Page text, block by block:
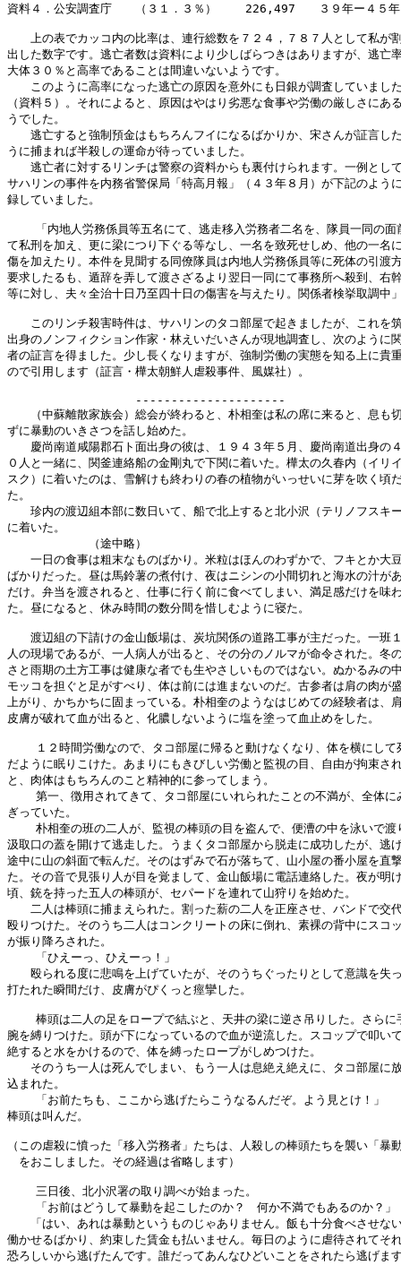
資料４．公安調査庁　　（３１．３％）    226,497　　３９年ー４５
上の表でカッコ内の比率は、連行総数を７２４，７８７人として私が
出した数字です。逃亡者数は資料により少しばらつきはありますが、逃亡
大体３０％と高率であることは間違いないようです。
このように高率になった逃亡の原因を意外にも日銀が調査していまし
（資料５）。それによると、原因はやはり劣悪な食事や労働の厳しさにあ
うでした。
逃亡すると強制預金はもちろんフイになるばかりか、宋さんが証言し
うに捕まれば半殺しの運命が待っていました。
逃亡者に対するリンチは警察の資料からも裏付けられます。一例とし
サハリンの事件を内務省警保局「特高月報」（４３年８月）が下記のよう
録していました。
「内地人労務係員等五名にて、逃走移入労務者二名を、隊員一同の面
て私刑を加え、更に梁につり下ぐる等なし、一名を致死せしめ、他の一名
傷を加えたり。本件を見聞する同僚隊員は内地人労務係員等に死体の引渡
要求したるも、遁辞を弄して渡さざるより翌日一同にて事務所へ殺到、右
等に対し、夫々全治十日乃至四十日の傷害を与えたり。関係者検挙取調中
このリンチ殺害時件は、サハリンのタコ部屋で起きましたが、これを
出身のノンフィクション作家・林えいだいさんが現地調査し、次のように
者の証言を得ました。少し長くなりますが、強制労働の実態を知る上に貴
ので引用します（証言・樺太朝鮮人虐殺事件、風媒社）。
---------------------
（中蘇離散家族会）総会が終わると、朴相奎は私の席に来ると、息も
ずに暴動のいきさつを話し始めた。
慶尚南道咸陽郡石ト面出身の彼は、１９４３年５月、慶尚南道出身の
０人と一緒に、関釜連絡船の金剛丸で下関に着いた。樺太の久春内（イリ
スク）に着いたのは、雪解けも終わりの春の植物がいっせいに芽を吹く頃
た。
珍内の渡辺組本部に数日いて、船で北上すると北小沢（テリノフスキ
に着いた。
（途中略）
一日の食事は粗末なものばかり。米粒はほんのわずかで、フキとか大
ばかりだった。昼は馬鈴薯の煮付け、夜はニシンの小間切れと海水の汁が
だけ。弁当を渡されると、仕事に行く前に食べてしまい、満足感だけを味
た。昼になると、休み時間の数分間を惜しむように寝た。
渡辺組の下請けの金山飯場は、炭坑関係の道路工事が主だった。一班
人の現場であるが、一人病人が出ると、その分のノルマが命令された。冬
さと雨期の土方工事は健康な者でも生やさしいものではない。ぬかるみの
モッコを担ぐと足がすべり、体は前には進まないのだ。古参者は肩の肉が
上がり、かちかちに固まっている。朴相奎のようなはじめての経験者は、
皮膚が破れて血が出ると、化膿しないように塩を塗って血止めをした。
１２時間労働なので、タコ部屋に帰ると動けなくなり、体を横にして
だように眠りこけた。あまりにもきびしい労働と監視の目、自由が拘束さ
と、肉体はもちろんのこと精神的に参ってしまう。
第一、徴用されてきて、タコ部屋にいれられたことの不満が、全体に
ぎっていた。
朴相奎の班の二人が、監視の棒頭の目を盗んで、便漕の中を泳いで渡
汲取口の蓋を開けて逃走した。うまくタコ部屋から脱走に成功したが、逃
途中に山の斜面で転んだ。そのはずみで石が落ちて、山小屋の番小屋を直
た。その音で見張り人が目を覚まして、金山飯場に電話連絡した。夜が明
頃、銃を持った五人の棒頭が、セパードを連れて山狩りを始めた。
二人は棒頭に捕まえられた。割った薪の二人を正座させ、バンドで交
殴りつけた。そのうち二人はコンクリートの床に倒れ、素裸の背中にスコ
が振り降ろされた。
    「ひえーっ、ひえーっ！」
殴られる度に悲鳴を上げていたが、そのうちぐったりとして意識を失
打たれた瞬間だけ、皮膚がぴくっと痙攣した。
棒頭は二人の足をロープで結ぶと、天井の梁に逆さ吊りした。さらに
腕を縛りつけた。頭が下になっているので血が逆流した。スコップで叩い
絶すると水をかけるので、体を縛ったロープがしめつけた。
そのうち一人は死んでしまい、もう一人は息絶え絶えに、タコ部屋に
込まれた。
    「お前たちも、ここから逃げたらこうなるんだぞ。よう見とけ！」
棒頭は叫んだ。
（この虐殺に憤った「移入労務者」たちは、人殺しの棒頭たちを襲い「暴
をおこしました。その経過は省略します）
    三日後、北小沢署の取り調べが始まった。
    「お前はどうして暴動を起こしたのか？　何か不満でもあるのか？」
「はい、あれは暴動というものじゃありません。飯も十分食べさせな
働かせるばかり、約束した賃金も払いません。毎日のように虐待されてそ
恐ろしいから逃げたんです。誰だってあんなひどいことをされたら逃げま